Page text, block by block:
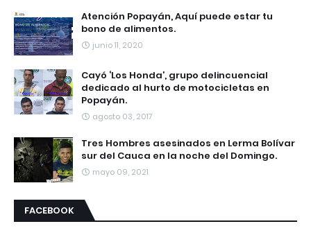
Atención Popayán, Aquí puede estar tu
bono de alimentos.
junio 11, 2020
Cayó ‘Los Honda’, grupo delincuencial
dedicado al hurto de motocicletas en
Popayán.
agosto 03, 2017
Tres Hombres asesinados en Lerma Bolívar
sur del Cauca en la noche del Domingo.
mayo 09, 2021
FACEBOOK